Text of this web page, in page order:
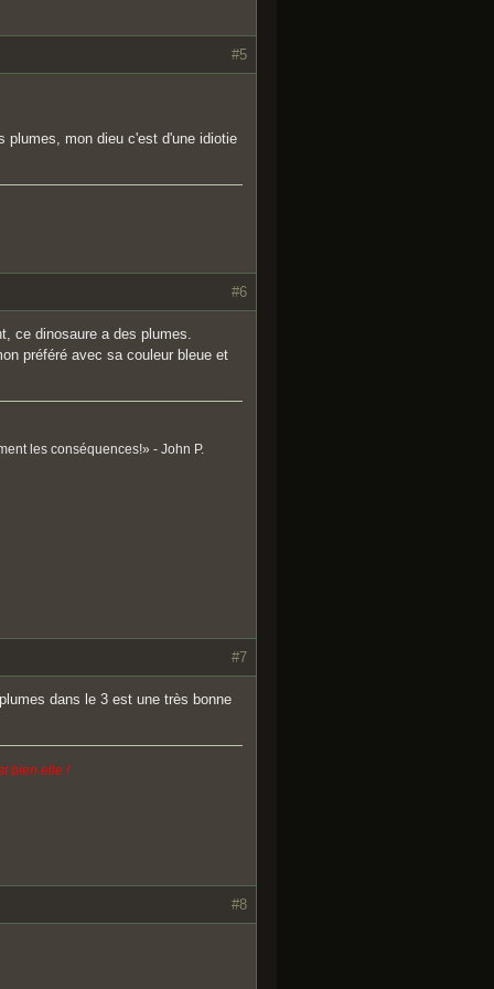
#5
plumes, mon dieu c'est d'une idiotie
#6
ce dinosaure a des plumes.
préféré avec sa couleur bleue et
les conséquences!» - John P.
#7
dans le 3 est une très bonne
bien elle !
#8